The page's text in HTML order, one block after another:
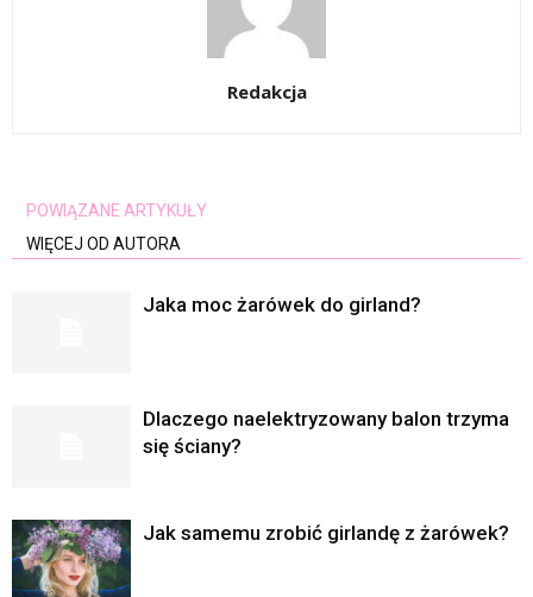
Redakcja
POWIĄZANE ARTYKUŁY
WIĘCEJ OD AUTORA
Jaka moc żarówek do girland?
Dlaczego naelektryzowany balon trzyma
się ściany?
Jak samemu zrobić girlandę z żarówek?